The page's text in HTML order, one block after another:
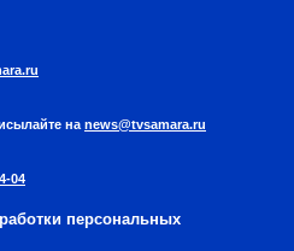
на news@tvsamara.ru
04
персональных